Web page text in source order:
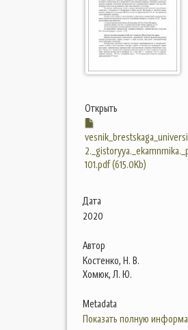
Открыть
101.pdf (615.0Kb)
Дата
2020
Автор
Костенко, Н. В.
Хомюк, Л. Ю.
Metadata
Показать полную